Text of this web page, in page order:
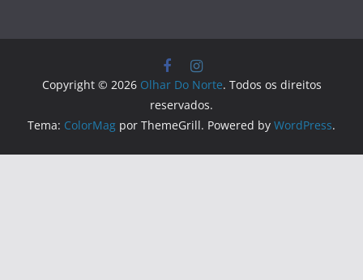
Copyright © 2026 Olhar Do Norte. Todos os direitos
reservados.
Tema: ColorMag por ThemeGrill. Powered by WordPress.